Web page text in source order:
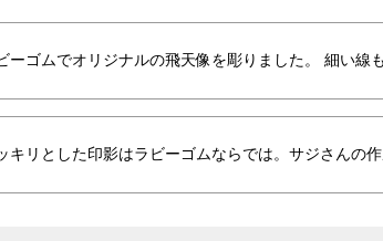
ーゴムでオリジナルの飛天像を彫りました。 細い線
キリとした印影はラビーゴムならでは。サジさんの